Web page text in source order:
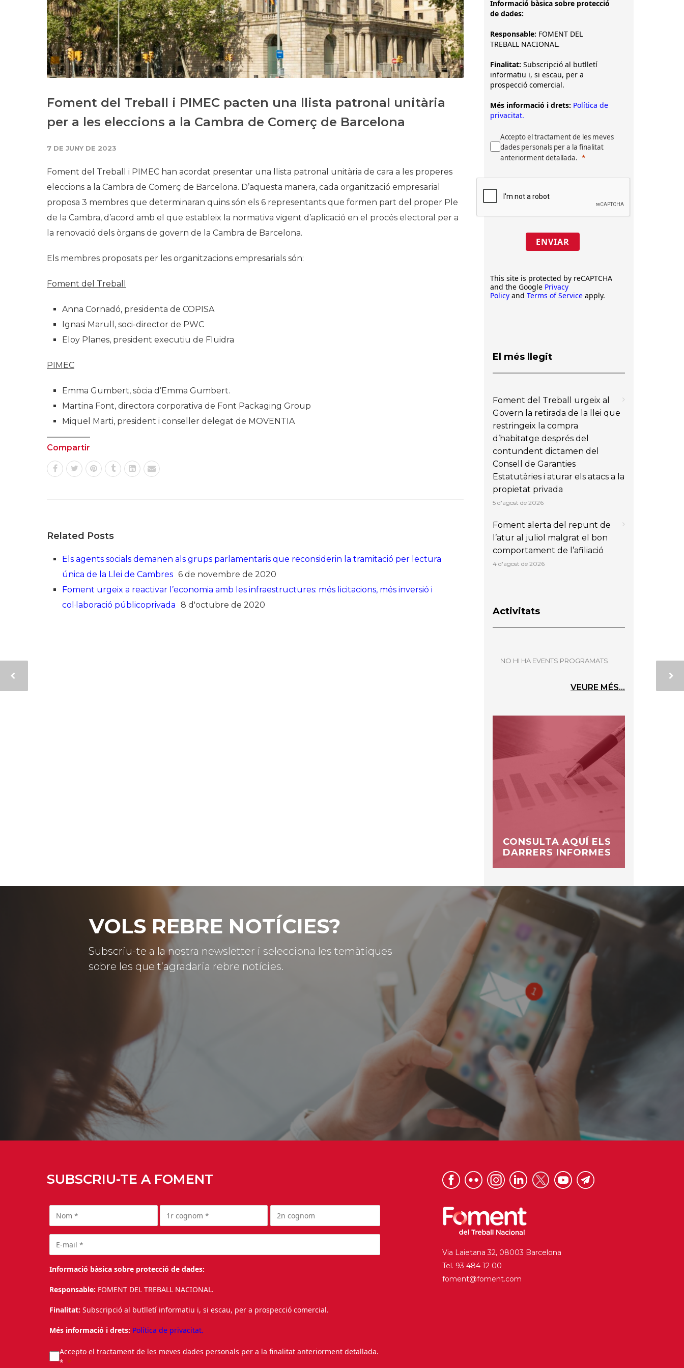
Història
Galeria de Presidents
Biblioteca Arxiu
Seu Social
Foment del Treball i PIMEC pacten una llista patronal unitària
per a les eleccions a la Cambra de Comerç de Barcelona
7 DE JUNY DE 2023
Foment del Treball i PIMEC han acordat presentar una llista patronal unitària de cara a les properes
eleccions a la Cambra de Comerç de Barcelona. D’aquesta manera, cada organització empresarial
proposa 3 membres que determinaran quins són els 6 representants que formen part del proper Ple
de la Cambra, d’acord amb el que estableix la normativa vigent d’aplicació en el procés electoral per a
la renovació dels òrgans de govern de la Cambra de Barcelona.
Els membres proposats per les organitzacions empresarials són:
Foment del Treball
Anna Cornadó, presidenta de COPISA
Ignasi Marull, soci-director de PWC
Eloy Planes, president executiu de Fluidra
PIMEC
Emma Gumbert, sòcia d’Emma Gumbert.
Martina Font, directora corporativa de Font Packaging Group
Miquel Marti, president i conseller delegat de MOVENTIA
Compartir
Related Posts
Els agents socials demanen als grups parlamentaris que reconsiderin la tramitació per lectura
única de la Llei de Cambres 6 de novembre de 2020
Foment urgeix a reactivar l’economia amb les infraestructures: més licitacions, més inversió i
col·laboració públicoprivada 8 d'octubre de 2020
Informació bàsica sobre protecció
de dades:
Responsable: FOMENT DEL
TREBALL NACIONAL.
Finalitat: Subscripció al butlletí
informatiu i, si escau, per a
prospecció comercial.
Més informació i drets: Política de
privacitat.
Accepto el tractament de les meves
dades personals per a la finalitat
anteriorment detallada.
ENVIAR
This site is protected by reCAPTCHA
and the Google Privacy
Policy and Terms of Service apply.
El més llegit
Foment del Treball urgeix al
Govern la retirada de la llei que
restringeix la compra
d’habitatge després del
contundent dictamen del
Consell de Garanties
Estatutàries i aturar els atacs a la
propietat privada
5 d'agost de 2026
Foment alerta del repunt de
l’atur al juliol malgrat el bon
comportament de l’afiliació
4 d'agost de 2026
Activitats
NO HI HA EVENTS PROGRAMATS
VEURE MÉS...
CONSULTA AQUÍ ELS
DARRERS INFORMES
VOLS REBRE NOTÍCIES?
Subscriu-te a la nostra newsletter i selecciona les temàtiques
sobre les que t’agradaria rebre notícies.
SUBSCRIU-TE A FOMENT
Informació bàsica sobre protecció de dades:
Responsable: FOMENT DEL TREBALL NACIONAL.
Finalitat: Subscripció al butlletí informatiu i, si escau, per a prospecció comercial.
Més informació i drets: Política de privacitat.
Accepto el tractament de les meves dades personals per a la finalitat anteriorment detallada.
*
Via Laietana 32, 08003 Barcelona
Tel. 93 484 12 00
foment@foment.com